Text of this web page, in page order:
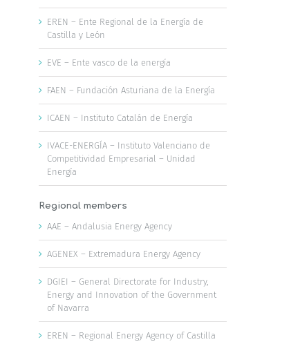
EREN – Ente Regional de la Energía de
Castilla y León
EVE – Ente vasco de la energía
FAEN – Fundación Asturiana de la Energía
ICAEN – Instituto Catalán de Energía
IVACE-ENERGÍA – Instituto Valenciano de
Competitividad Empresarial – Unidad
Energía
Regional members
AAE – Andalusia Energy Agency
AGENEX – Extremadura Energy Agency
DGIEI – General Directorate for Industry,
Energy and Innovation of the Government
of Navarra
EREN – Regional Energy Agency of Castilla